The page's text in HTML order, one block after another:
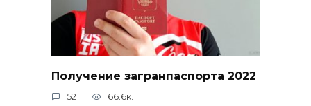
Получение загранпаспорта 2022
52 66.6к.